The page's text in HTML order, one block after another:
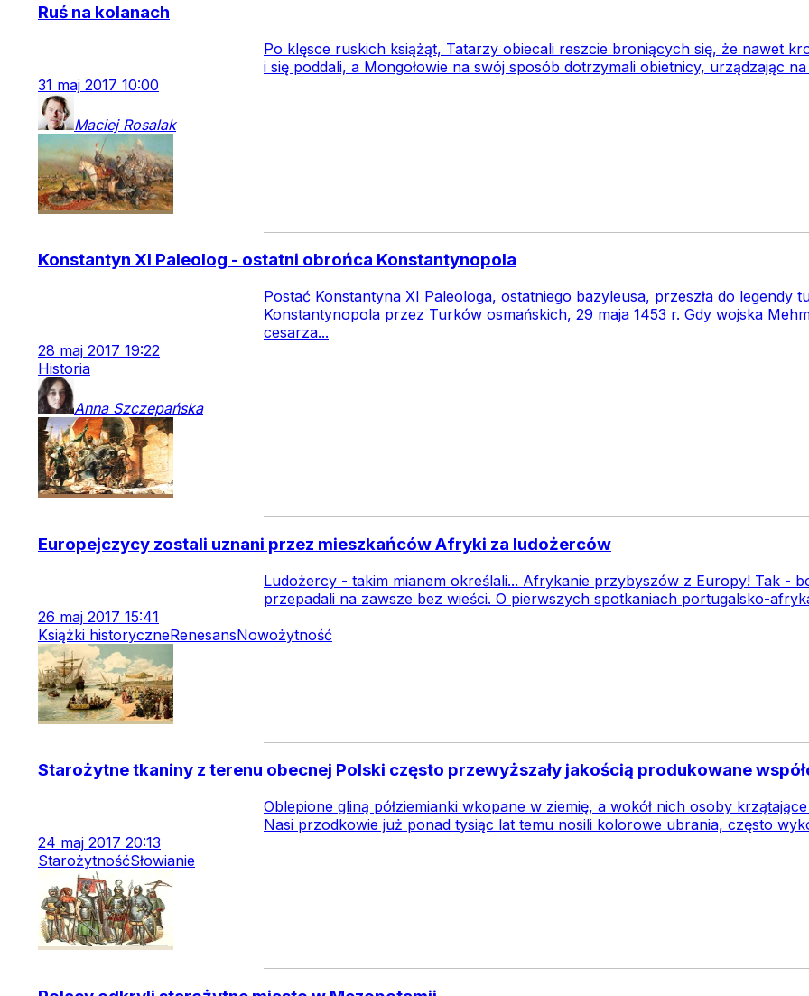
Ruś na kolanach
Po klęsce ruskich książąt, Tatarzy obiecali reszcie broniących się, że nawet
i się poddali, a Mongołowie na swój sposób dotrzymali obietnicy, urządzając
31 maj 2017 10:00
Maciej Rosalak
Konstantyn XI Paleolog - ostatni obrońca Konstantynopola
Postać Konstantyna XI Paleologa, ostatniego bazyleusa, przeszła do legendy
Konstantynopola przez Turków osmańskich, 29 maja 1453 r. Gdy wojska
cesarza...
28 maj 2017 19:22
Historia
Anna Szczepańska
Europejczycy zostali uznani przez mieszkańców Afryki za ludożerców
Ludożercy - takim mianem określali... Afrykanie przybyszów z Europy! Tak -
przepadali na zawsze bez wieści. O pierwszych spotkaniach portugalsko-
26 maj 2017 15:41
Książki historyczneRenesansNowożytność
Starożytne tkaniny z terenu obecnej Polski często przewyższały jakością produkowane
Oblepione gliną półziemianki wkopane w ziemię, a wokół nich osoby
Nasi przodkowie już ponad tysiąc lat temu nosili kolorowe ubrania, często
24 maj 2017 20:13
StarożytnośćSłowianie